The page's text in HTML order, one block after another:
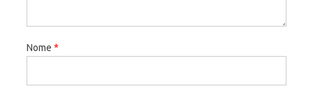
Nome *